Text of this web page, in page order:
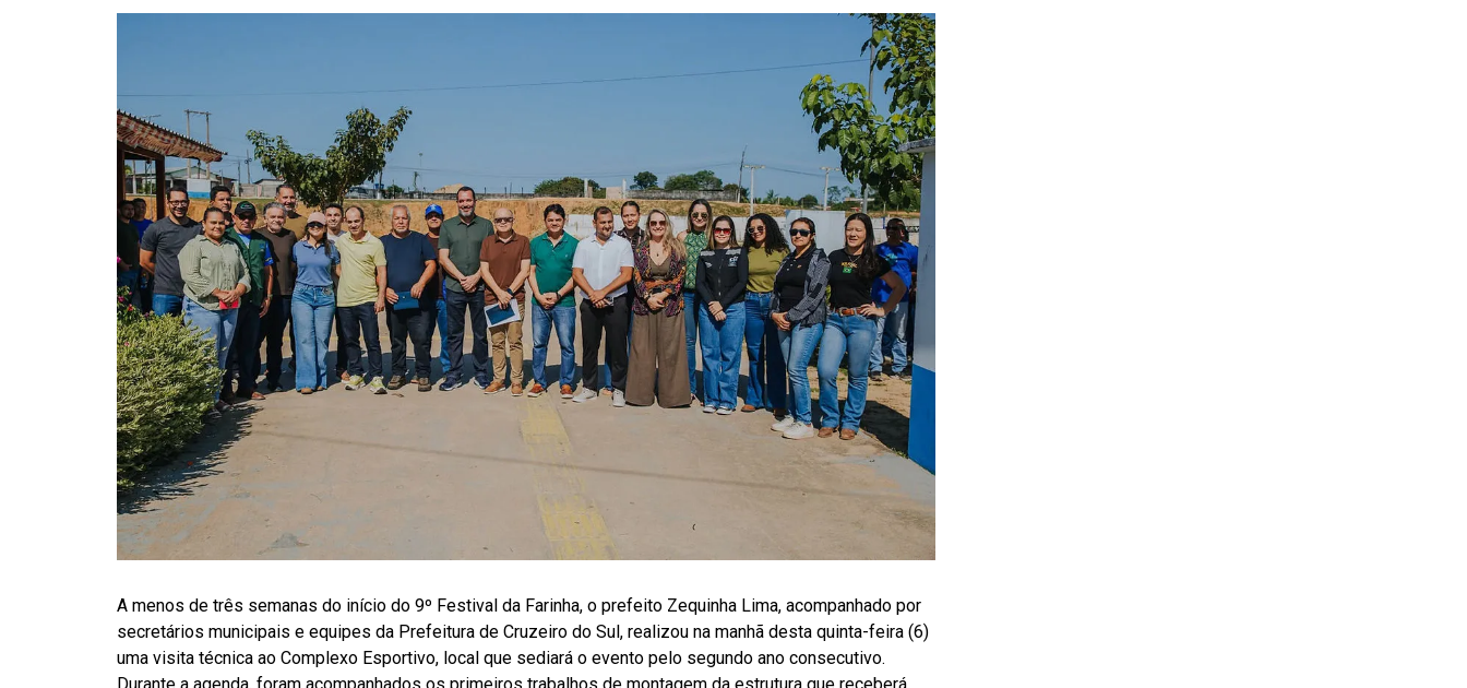
A menos de três semanas do início do 9º Festival da Farinha, o prefeito Zequinha Lima, acompanhado por
secretários municipais e equipes da Prefeitura de Cruzeiro do Sul, realizou na manhã desta quinta-feira (6)
uma visita técnica ao Complexo Esportivo, local que sediará o evento pelo segundo ano consecutivo.
Durante a agenda, foram acompanhados os primeiros trabalhos de montagem da estrutura que receberá